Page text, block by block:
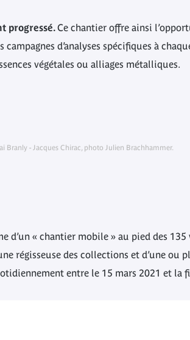
progressé.Ce chantier offre ainsi
d’analyses spécifiques à
végétales ou alliages métalliques.
Branly - Jacques Chirac, photo Julien Brachhammer.
d’un « chantier mobile » au pied des
régisseuse des collections et d’une ou
entre le 15 mars 2021 et la